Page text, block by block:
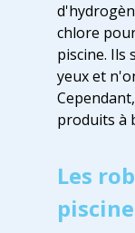
chlore
piscine. Ils
yeux et
produits à
Les
piscine